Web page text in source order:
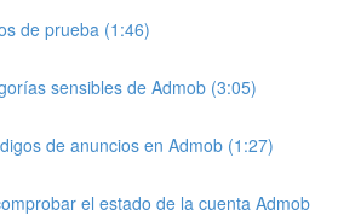
de prueba (1:46)
sensibles de Admob (3:05)
de anuncios en Admob (1:27)
el estado de la cuenta Admob